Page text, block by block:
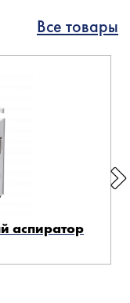
Все товары
аспиратор